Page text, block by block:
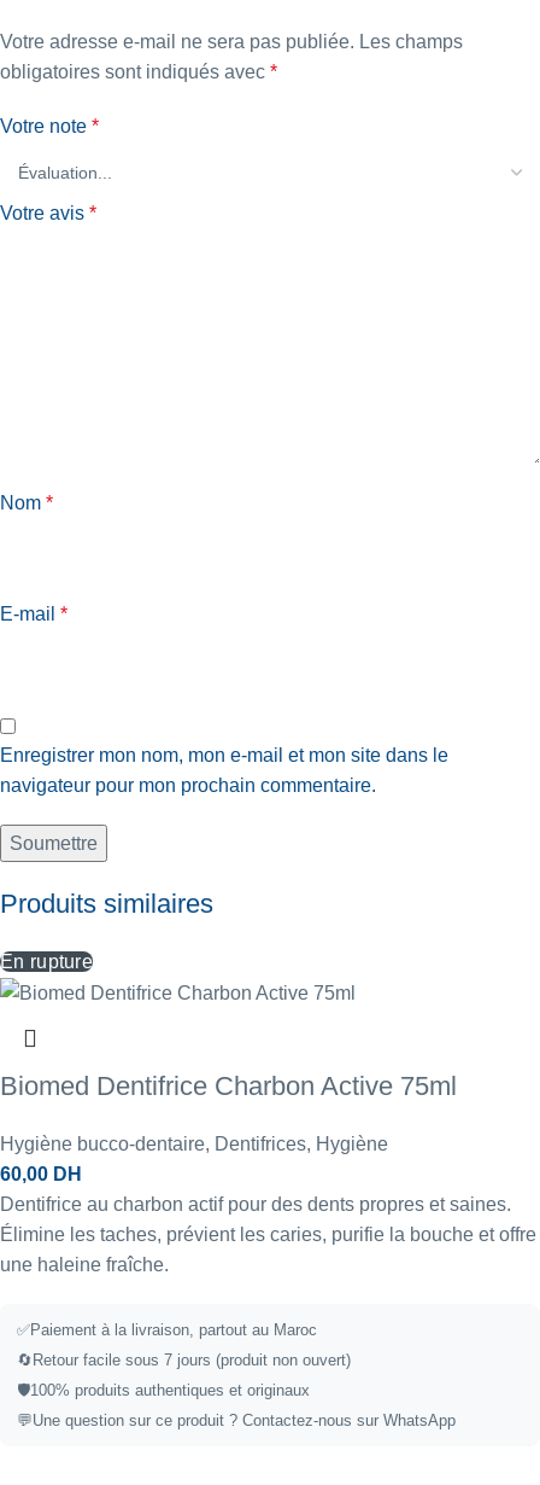
Votre adresse e-mail ne sera pas publiée. Les champs
obligatoires sont indiqués avec *
Votre note *
Votre avis *
Nom *
E-mail *
Enregistrer mon nom, mon e-mail et mon site dans le
navigateur pour mon prochain commentaire.
Produits similaires
En rupture
Biomed Dentifrice Charbon Active 75ml
Hygiène bucco-dentaire, Dentifrices, Hygiène
60,00 DH
Dentifrice au charbon actif pour des dents propres et saines.
Élimine les taches, prévient les caries, purifie la bouche et offre
une haleine fraîche.
✅Paiement à la livraison, partout au Maroc
🔄 Retour facile sous 7 jours (produit non ouvert)
🛡️100% produits authentiques et originaux
💬Une question sur ce produit ? Contactez-nous sur WhatsApp